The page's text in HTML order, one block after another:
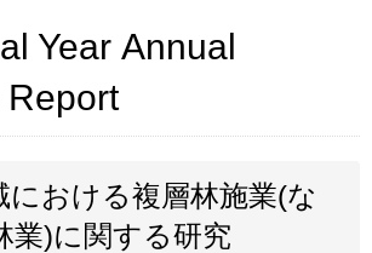
Year Annual
Report
における複層林施業(な
業)に関する研究